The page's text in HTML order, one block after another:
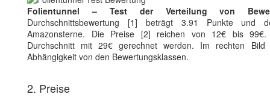
Folientunnel – Test der Verteilung von
Durchschnittsbewertung [1] beträgt 3.91 Punkte
Amazonsterne. Die Preise [2] reichen von 12€ bis
Durchschnitt mit 29€ gerechnet werden. Im rechten
Abhängigkeit von den Bewertungsklassen.
2. Preise